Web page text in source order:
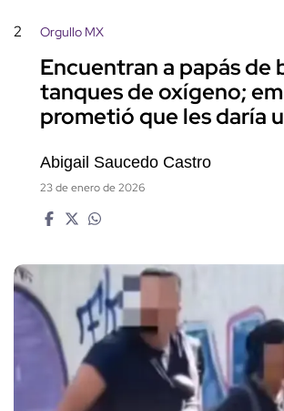
2 Orgullo MX
Encuentran a papás de
tanques de oxígeno;
prometió que les daría
Abigail Saucedo Castro
23 de enero de 2026